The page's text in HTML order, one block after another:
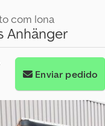
com lona
Anhänger
Enviar pedido